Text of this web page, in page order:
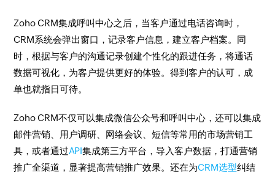
Zoho CRM集成呼叫中心之后，当客户通过电话咨询时，
CRM系统会弹出窗口，记录客户信息，建立客户档案。同
时，根据与客户的沟通记录创建个性化的跟进任务，将通话
数据可视化，为客户提供更好的体验。得到客户的认可，成
单也就指日可待。
Zoho CRM不仅可以集成微信公众号和呼叫中心，还可以集成
邮件营销、用户调研、网络会议、短信等常用的市场营销工
具，或者通过API集成第三方平台，导入客户数据，打通营销
推广全渠道，显著提高营销推广效果。还在为CRM选型纠结